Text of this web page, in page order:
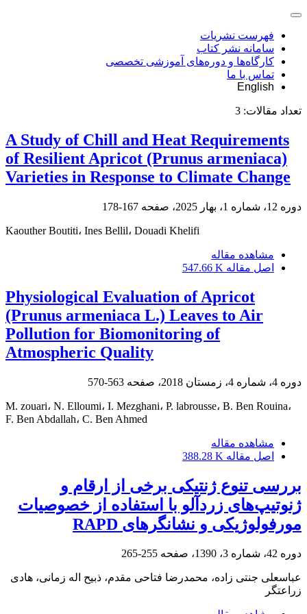
فهرست نشریات
سامانه نشر کتاب
کارگاه‌ها و دوره‌های آموزشی تخصصی
تماس با ما
English
تعداد مقالات: 3
A Study of Chill and Heat Requirements
of Resilient Apricot (Prunus armeniaca)
Varieties in Response to Climate Change
دوره 12، شماره 1، بهار 2025، صفحه 167-178
Kaouther Boutiti، Ines Bellil، Douadi Khelifi
مشاهده مقاله
اصل مقاله 547.66 K
Physiological Evaluation of Apricot
(Prunus armeniaca L.) Leaves to Air
Pollution for Biomonitoring of
Atmospheric Quality
دوره 4، شماره 4، زمستان 2018، صفحه 563-570
M. zouari، N. Elloumi، I. Mezghani، P. labrousse، B. Ben Rouina،
F. Ben Abdallah، C. Ben Ahmed
مشاهده مقاله
اصل مقاله 388.28 K
بررسی تنوع ژنتیکی برخی از ارقام و
ژنوتیپ‌های زردآلو با استفاده از خصوصیات
مورفولوژیکی و نشانگرهای RAPD
دوره 42، شماره 3، 1390، صفحه 255-265
عباسعلی جنتی زاده، محمدرضا فتاحی مقدم، ذبیح اله زمانی، هادی
زراعتگر